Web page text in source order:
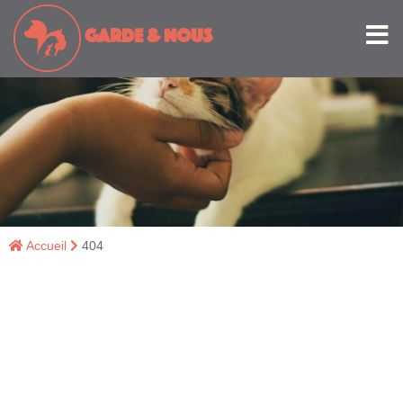
GARDE& NOUS
Accueil 404